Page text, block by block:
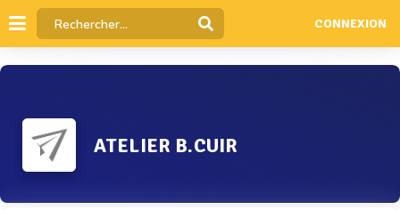
CONNEXION
ATELIER B.CUIR